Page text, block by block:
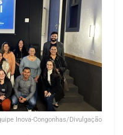
Inova-Congonhas/Divulgação